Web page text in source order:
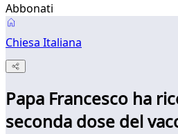
Abbonati
Chiesa Italiana
Papa Francesco ha
seconda dose del